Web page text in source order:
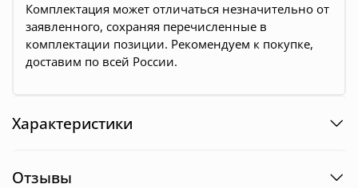
Комплектация может отличаться незначительно от
заявленного, сохраняя перечисленные в
комплектации позиции. Рекомендуем к покупке,
доставим по всей России.
Характеристики
Отзывы